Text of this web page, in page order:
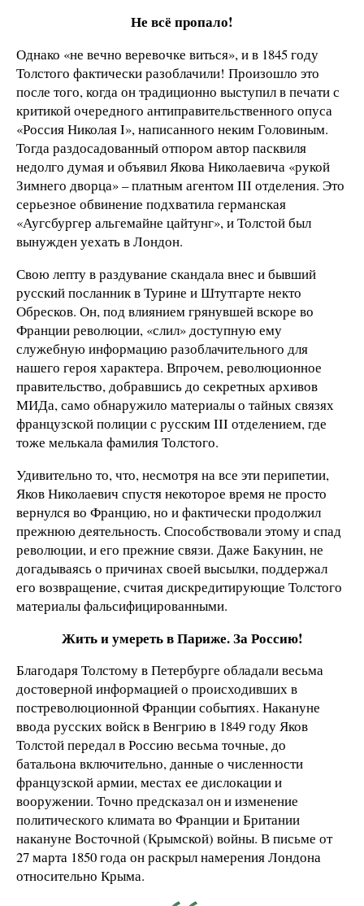
Не всё пропало!
Однако «не вечно веревочке виться», и в 1845 году
Толстого фактически разоблачили! Произошло это
после того, когда он традиционно выступил в печати с
критикой очередного антиправительственного опуса
«Россия Николая I», написанного неким Головиным.
Тогда раздосадованный отпором автор пасквиля
недолго думая и объявил Якова Николаевича «рукой
Зимнего дворца» – платным агентом III отделения. Это
серьезное обвинение подхватила германская
«Аугсбургер альгемайне цайтунг», и Толстой был
вынужден уехать в Лондон.
Свою лепту в раздувание скандала внес и бывший
русский посланник в Турине и Штутгарте некто
Обресков. Он, под влиянием грянувшей вскоре во
Франции революции, «слил» доступную ему
служебную информацию разоблачительного для
нашего героя характера. Впрочем, революционное
правительство, добравшись до секретных архивов
МИДа, само обнаружило материалы о тайных связях
французской полиции с русским III отделением, где
тоже мелькала фамилия Толстого.
Удивительно то, что, несмотря на все эти перипетии,
Яков Николаевич спустя некоторое время не просто
вернулся во Францию, но и фактически продолжил
прежнюю деятельность. Способствовали этому и спад
революции, и его прежние связи. Даже Бакунин, не
догадываясь о причинах своей высылки, поддержал
его возвращение, считая дискредитирующие Толстого
материалы фальсифицированными.
Жить и умереть в Париже. За Россию!
Благодаря Толстому в Петербурге обладали весьма
достоверной информацией о происходивших в
постреволюционной Франции событиях. Накануне
ввода русских войск в Венгрию в 1849 году Яков
Толстой передал в Россию весьма точные, до
батальона включительно, данные о численности
французской армии, местах ее дислокации и
вооружении. Точно предсказал он и изменение
политического климата во Франции и Британии
накануне Восточной (Крымской) войны. В письме от
27 марта 1850 года он раскрыл намерения Лондона
относительно Крыма.